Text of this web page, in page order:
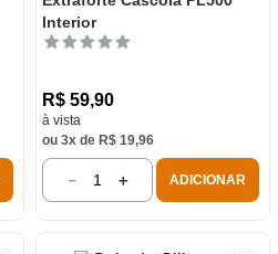
Interior
R$ 59,90
à vista
ou 3x de R$ 19,96
＋
－ ADICIONAR